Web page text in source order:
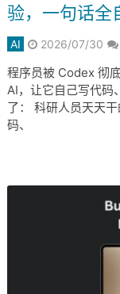
验，一句话全
AI 2026/07/30
程序员被 Codex 彻
AI，让它自己写代码
了： 科研人员天天
码、